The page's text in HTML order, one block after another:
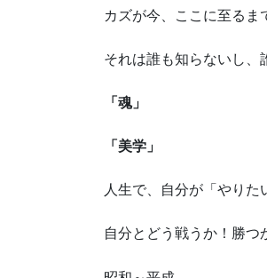
カズが今、ここに至るま
それは誰も知らないし、
「魂」
「美学」
人生で、自分が「やりた
自分とどう戦うか！勝つ